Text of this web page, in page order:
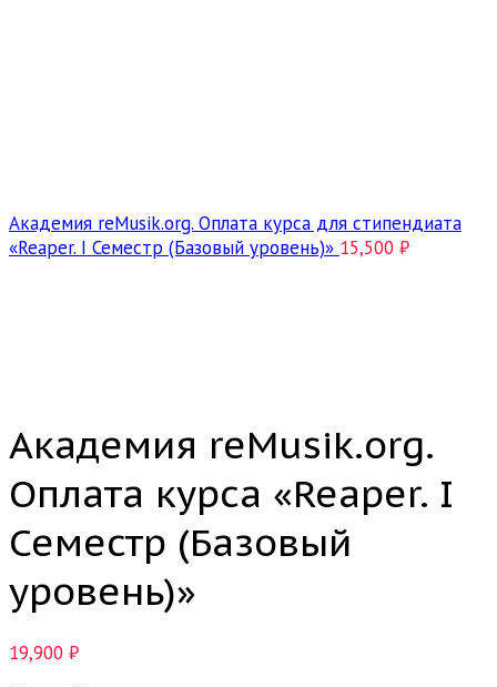
Академия reMusik.org. Оплата курса для стипендиата
«Reaper. I Семестр (Базовый уровень)» 15,500 ₽
Академия reMusik.org.
Оплата курса «Reaper. I
Семестр (Базовый
уровень)»
19,900 ₽